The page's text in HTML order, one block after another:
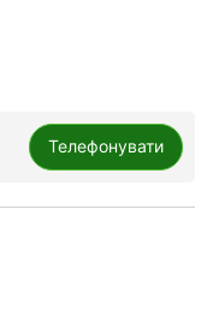
Телефонувати